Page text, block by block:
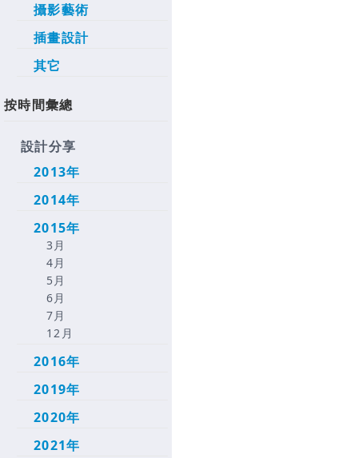
攝影藝術
插畫設計
其它
按時間彙總
設計分享
2013年
2014年
2015年
3月
4月
5月
6月
7月
12月
2016年
2019年
2020年
2021年